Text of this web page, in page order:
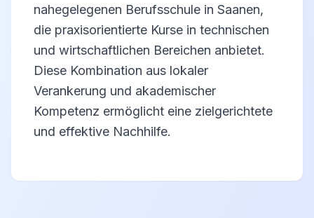
nahegelegenen Berufsschule in Saanen,
die praxisorientierte Kurse in technischen
und wirtschaftlichen Bereichen anbietet.
Diese Kombination aus lokaler
Verankerung und akademischer
Kompetenz ermöglicht eine zielgerichtete
und effektive Nachhilfe.